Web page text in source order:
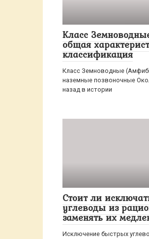
Класс
общая
классификация
Класс Земноводные
наземные позвоночные
назад в истории
Стоит ли
углеводы из
заменять их
Исключение быстрых